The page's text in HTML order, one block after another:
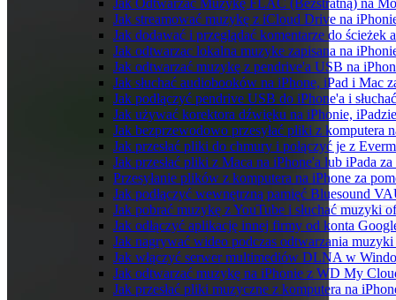
Jak Odtwarzać Muzykę FLAC (Bezstratną) na
Jak streamować muzykę z iCloud Drive na
Jak dodawać i przeglądać komentarze do
Jak odtwarzac lokalna muzyke zapisana na
Jak odtwarzać muzykę z pendrive'a USB na
Jak słuchać audiobooków na iPhone, iPad i Mac
Jak podłączyć pendrive USB do iPhone'a i
Jak używać korektora dźwięku na iPhonie,
Jak bezprzewodowo przesyłać pliki z komputera
Jak przesłać pliki do chmury i połączyć je z
Jak przesłać pliki z Maca na iPhone'a lub iPada
Przesyłanie plików z komputera na iPhone za
Jak podłączyć wewnętrzną pamięć Bluesound
Jak pobrać muzykę z YouTube i słuchać muzyki
Jak odłączyć aplikację innej firmy od konta
Jak nagrywać wideo podczas odtwarzania
Jak włączyć serwer multimediów DLNA w
Jak odtwarzać muzykę na iPhonie z WD My
Jak przesłać pliki muzyczne z komputera na